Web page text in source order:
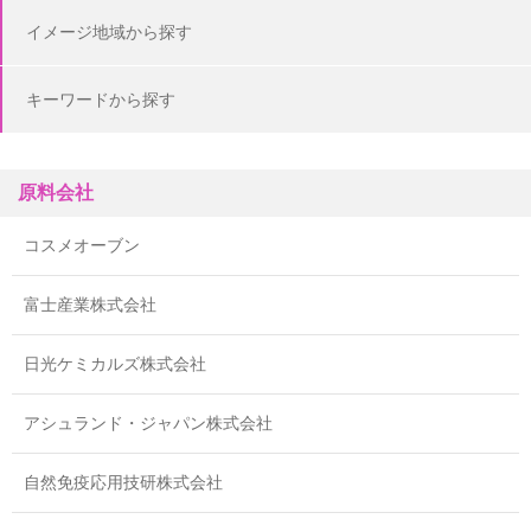
イメージ地域から探す
キーワードから探す
原料会社
コスメオーブン
富士産業株式会社
日光ケミカルズ株式会社
アシュランド・ジャパン株式会社
自然免疫応用技研株式会社